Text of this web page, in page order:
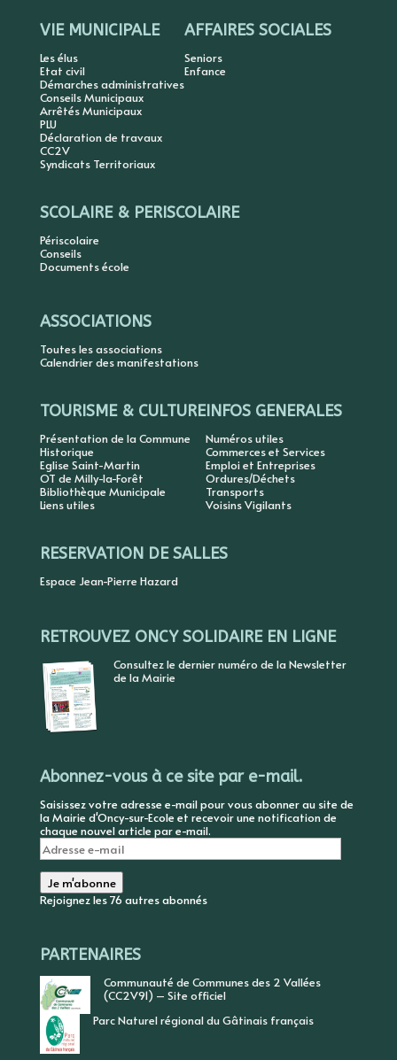
VIE MUNICIPALE
Les élus
Etat civil
Démarches administratives
Conseils Municipaux
Arrêtés Municipaux
PLU
Déclaration de travaux
CC2V
Syndicats Territoriaux
AFFAIRES SOCIALES
Seniors
Enfance
SCOLAIRE & PERISCOLAIRE
Périscolaire
Conseils
Documents école
ASSOCIATIONS
Toutes les associations
Calendrier des manifestations
TOURISME & CULTURE
Présentation de la Commune
Historique
Eglise Saint-Martin
OT de Milly-la-Forêt
Bibliothèque Municipale
Liens utiles
INFOS GENERALES
Numéros utiles
Commerces et Services
Emploi et Entreprises
Ordures/Déchets
Transports
Voisins Vigilants
RESERVATION DE SALLES
Espace Jean-Pierre Hazard
RETROUVEZ ONCY SOLIDAIRE EN LIGNE
Consultez le dernier numéro de la Newsletter
de la Mairie
Abonnez-vous à ce site par e-mail.
Saisissez votre adresse e-mail pour vous abonner au site de
la Mairie d'Oncy-sur-Ecole et recevoir une notification de
chaque nouvel article par e-mail.
Adresse
e-
mail
Je m'abonne
Rejoignez les 76 autres abonnés
PARTENAIRES
Communauté de Communes des 2 Vallées
(CC2V91) – Site officiel
Parc Naturel régional du Gâtinais français